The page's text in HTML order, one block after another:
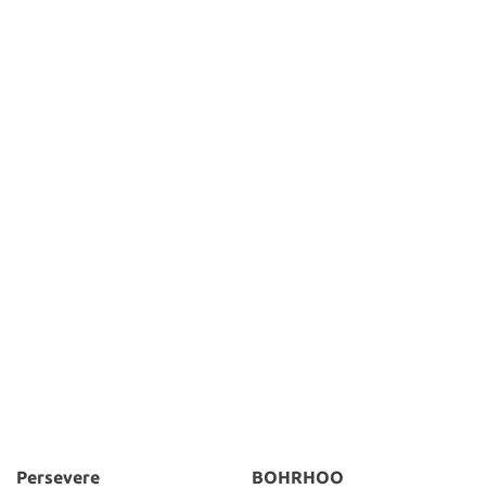
Persevere BOHRHOO